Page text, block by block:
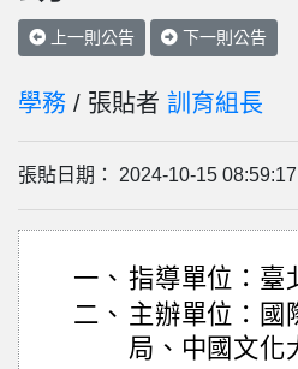
上一則公告 下一則公告
學務 / 張貼者 訓育組長
張貼日期： 2024-10-15
一、 指導單位：臺
二、 主辦單位：國
局、中國文化